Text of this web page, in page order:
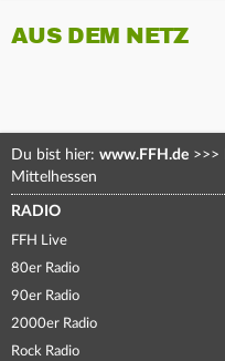
AUS DEM NETZ
Du bist hier: www.FFH.de >>>
Mittelhessen
RADIO
FFH Live
80er Radio
90er Radio
2000er Radio
Rock Radio